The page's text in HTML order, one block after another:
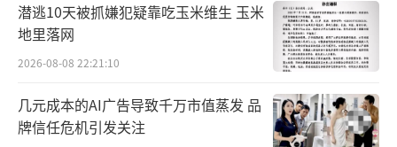
潜逃10天被抓嫌犯疑靠吃玉米维生 玉米
地里落网
2026-08-08 22:21:10
几元成本的AI广告导致千万市值蒸发 品
牌信任危机引发关注